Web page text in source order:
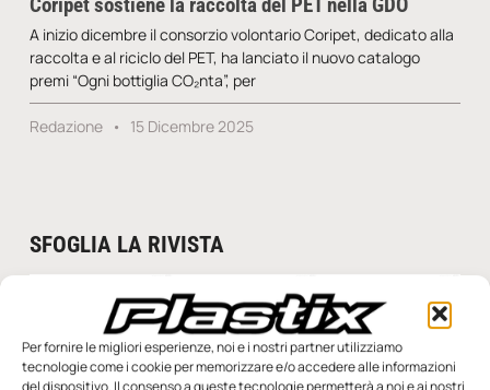
Per fornire le migliori esperienze, noi e i nostri partner utilizziamo
tecnologie come i cookie per memorizzare e/o accedere alle informazioni
A inizio dicembre il consorzio volontario Coripet, dedicato alla
raccolta e al riciclo del PET, ha lanciato il nuovo catalogo
premi “Ogni bottiglia CO₂nta”, per
Redazione 15 Dicembre 2025
SFOGLIA LA RIVISTA